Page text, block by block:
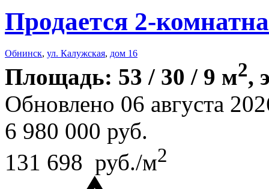
Продается 2-
Обнинск, ул. Калужская, дом 16
Площадь: 53 / 30 / 9 м2,
Обновлено 06 августа
6 980 000 руб.
131 698 руб./м2